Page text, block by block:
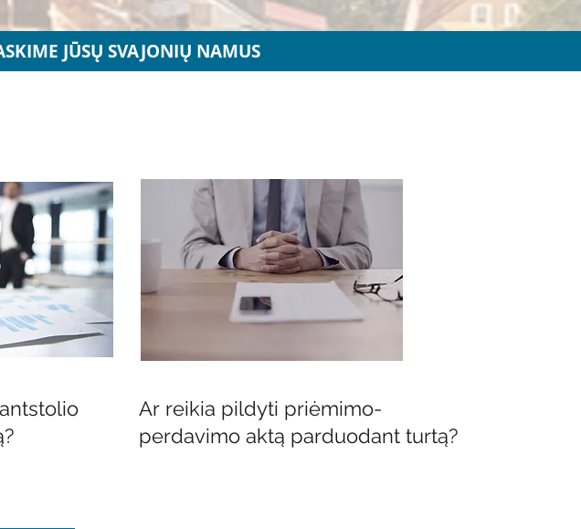
JŪSŲ SVAJONIŲ NAMUS
Ar reikia pildyti priėmimo-
perdavimo aktą parduodant turtą?